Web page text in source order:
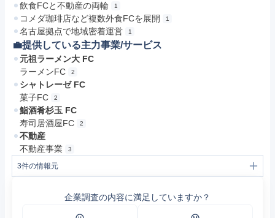
飲食FCと不動産の両輪 1
コメダ珈琲店など複数外食FCを展開 1
名古屋拠点で地域密着運営 1
💼提供している主力事業/サービス
元祖ラーメン大 FC
ラーメンFC
2
シャトレーゼ FC
菓子FC
2
鮨酒肴杉玉 FC
寿司居酒屋FC
2
不動産
不動産事業
3
3件の情報元
ハローワークインターネットサービス - 求人情報検索・一覧
企業調査の内容に満足していますか？